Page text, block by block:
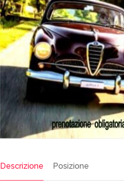
Descrizione Posizione